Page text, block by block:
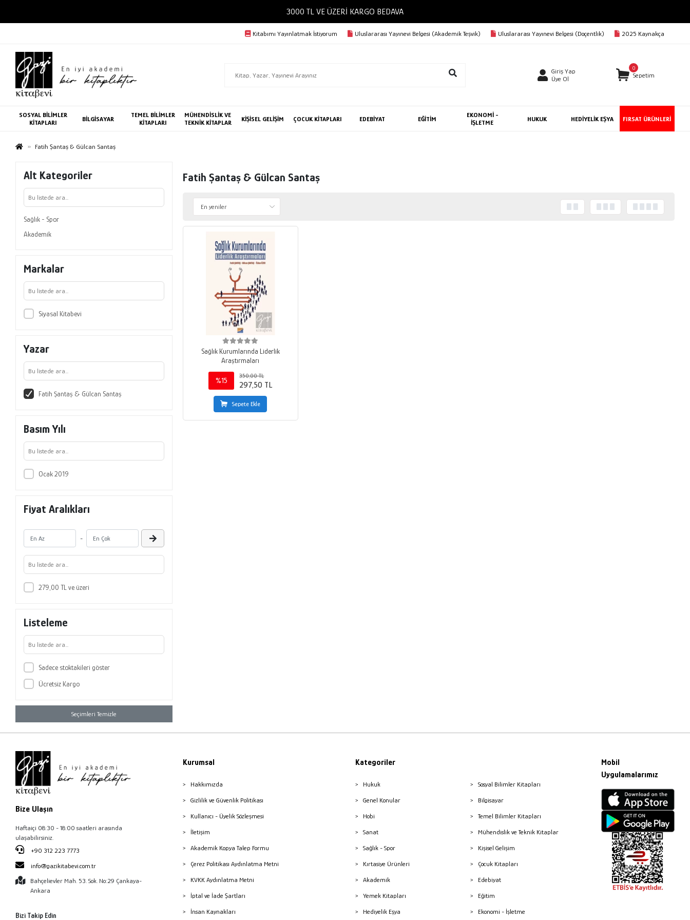
3000 TL VE ÜZERİ KARGO BEDAVA
Kitabımı Yayınlatmak İstiyorum Uluslararası Yayınevi Belgesi (Akademik Teşvik) Uluslararası Yayınevi Belgesi (Doçentlik) 2025 Kaynakça
Giriş Yap
Üye Ol
0
Sepetim
SOSYAL BİLİMLER
KİTAPLARI
BİLGİSAYAR
TEMEL BİLİMLER
KİTAPLARI
MÜHENDİSLİK VE
TEKNİK KİTAPLAR
KİŞİSEL GELİŞİM ÇOCUK KİTAPLARI EDEBİYAT EĞİTİM
EKONOMİ -
İŞLETME
HUKUK HEDİYELİK EŞYA FIRSAT ÜRÜNLERİ
Fatih Şantaş & Gülcan Santaş
Alt Kategoriler
Sağlık - Spor
Akademik
Markalar
Siyasal Kitabevi
Yazar
Fatih Şantaş & Gülcan Santaş
Basım Yılı
Ocak 2019
Fiyat Aralıkları
-
279,00 TL ve üzeri
Listeleme
Sadece stoktakileri göster
Ücretsiz Kargo
Seçimleri Temizle
Fatih Şantaş & Gülcan Santaş
Sağlık Kurumlarında Liderlik
Araştırmaları
%15
350,00 TL
297,50 TL
Sepete Ekle
Bize Ulaşın
Haftaiçi 08:30 - 18:00 saatleri arasında
ulaşabilirsiniz.
+90 312 223 7773
info@gazikitabevi.com.tr
Bahçelievler Mah. 53. Sok. No:29 Çankaya-
Ankara
Bizi Takip Edin
Kurumsal
Hakkımızda
Gizlilik ve Güvenlik Politikası
Kullanıcı - Üyelik Sözleşmesi
İletişim
Akademik Kopya Talep Formu
Çerez Politikası Aydınlatma Metni
KVKK Aydınlatma Metni
İptal ve İade Şartları
İnsan Kaynakları
Kategoriler
Hukuk
Genel Konular
Hobi
Sanat
Sağlık - Spor
Kırtasiye Ürünleri
Akademik
Yemek Kitapları
Hediyelik Eşya
Sosyal Bilimler Kitapları
Bilgisayar
Temel Bilimler Kitapları
Mühendislik ve Teknik Kitaplar
Kişisel Gelişim
Çocuk Kitapları
Edebiyat
Eğitim
Ekonomi - İşletme
Mobil
Uygulamalarımız